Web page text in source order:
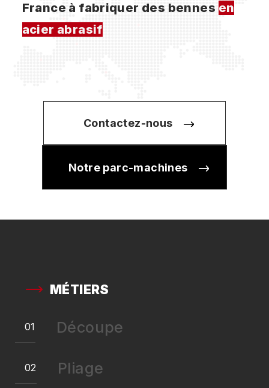
France à fabriquer des bennes en
acier abrasif
Contactez-nous
Notre parc-machines
MÉTIERS
Découpe
Pliage